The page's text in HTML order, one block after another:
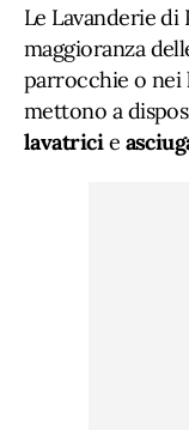
Le Lavanderie di
maggioranza
parrocchie o nei
mettono a
lavatricie